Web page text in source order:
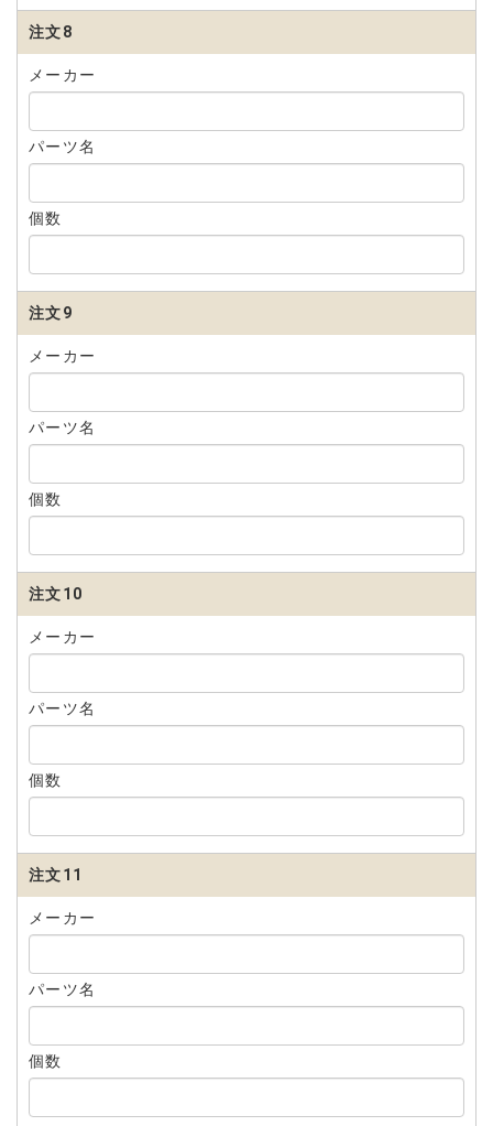
注文8
メーカー
パーツ名
個数
注文9
メーカー
パーツ名
個数
注文10
メーカー
パーツ名
個数
注文11
メーカー
パーツ名
個数